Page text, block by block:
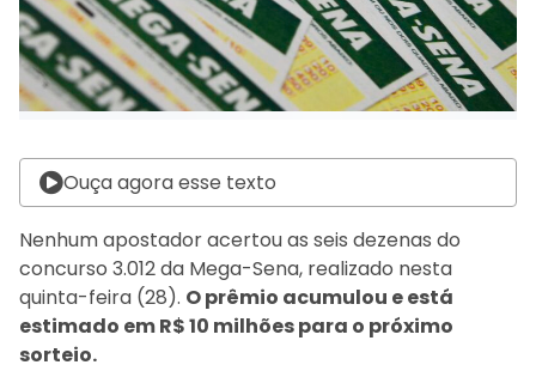
Ouça agora esse texto
Nenhum apostador acertou as seis dezenas do
concurso 3.012 da Mega-Sena, realizado nesta
quinta-feira (28). O prêmio acumulou e está
estimado em R$ 10 milhões para o próximo
sorteio.